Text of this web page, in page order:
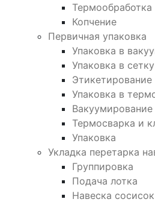
Термообработка
Копчение
Первичная упаковка
Упаковка в
Упаковка в сетку
Этикетирование
Упаковка в
Вакуумирование
Термосварка и
Упаковка
Укладка перетарка
Группировка
Подача лотка
Навеска сосисок